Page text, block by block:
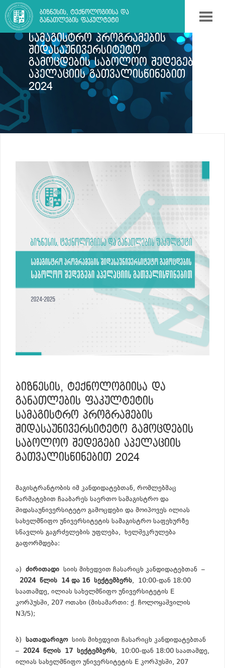
ᲑᲘᲖᲜᲔᲡᲘᲡ, ᲢᲔᲥᲜᲝᲚᲝᲒᲘᲘᲡᲐ ᲓᲐ
ᲒᲐᲜᲐᲗᲚᲔᲑᲘᲡ ᲤᲐᲙᲣᲚᲢᲔᲢᲘᲡ
ᲡᲐᲛᲐᲒᲘᲡᲢᲠᲝ ᲞᲠᲝᲒᲠᲐᲛᲔᲑᲘᲡ
ᲨᲘᲓᲐᲡᲐᲣᲜᲘᲕᲔᲠᲡᲘᲢᲔᲢᲝ
ᲒᲐᲛᲝᲪᲓᲔᲑᲘᲡ ᲡᲐᲑᲝᲚᲝᲝ ᲨᲔᲓᲔᲒᲔᲑᲘ
ᲐᲞᲔᲚᲐᲪᲘᲘᲡ ᲒᲐᲗᲕᲐᲚᲘᲡᲬᲘᲜᲔᲑᲘᲗ
2024
ᲑᲘᲖᲜᲔᲡᲘᲡ, ᲢᲔᲥᲜᲝᲚᲝᲒᲘᲘᲡᲐ ᲓᲐ
ᲒᲐᲜᲐᲗᲚᲔᲑᲘᲡ ᲤᲐᲙᲣᲚᲢᲔᲢᲘᲡ
ᲡᲐᲛᲐᲒᲘᲡᲢᲠᲝ ᲞᲠᲝᲒᲠᲐᲛᲔᲑᲘᲡ
ᲨᲘᲓᲐᲡᲐᲣᲜᲘᲕᲔᲠᲡᲘᲢᲔᲢᲝ ᲒᲐᲛᲝᲪᲓᲔᲑᲘᲡ
ᲡᲐᲑᲝᲚᲝᲝ ᲨᲔᲓᲔᲒᲔᲑᲘ ᲐᲞᲔᲚᲐᲪᲘᲘᲡ
ᲒᲐᲗᲕᲐᲚᲘᲡᲬᲘᲜᲔᲑᲘᲗ 2024
მაგისტრანტობის იმ კანდიდატებთან, რომლებმაც
წარმატებით ჩააბარეს საერთო სამაგისტრო და
შიდასაუნივერსიტეტო გამოცდები და მოიპოვეს ილიას
სახელმწიფო უნივერსიტეტის სამაგისტრო საფეხურზე
სწავლის გაგრძელების უფლება, ხელშეკრულება
გაფორმდება:
ა) ძირითადი სიის მიხედვით ჩასარიცხ კანდიდატებთან –
2024 წლის 14 და 16 სექტემბერს, 10:00-დან 18:00
საათამდე, ილიას სახელმწიფო უნივერსიტეტის E
კორპუსში, 207 ოთახი (მისამართი: ქ. ჩოლოყაშვილის
N3/5);
ბ) სათადარიგოსიის მიხედვით ჩასარიცხ კანდიდატებთან
– 2024 წლის 17 სექტემბერს, 10:00-დან 18:00 საათამდე,
ილიას სახელმწიფო უნივერსიტეტის E კორპუსში, 207